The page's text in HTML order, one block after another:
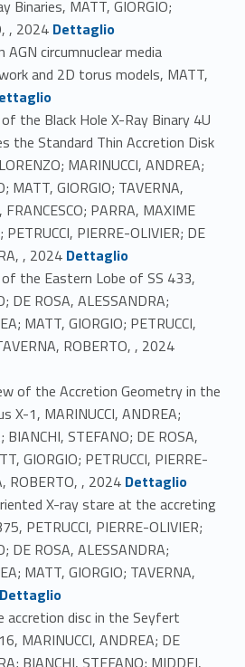
Binaries, MATT, GIORGIO;
, 2024 Link identifier #identifier_person_67710-61
Dettaglio
circumnuclear media
and 2D torus models, MATT,
the Black Hole X-Ray Binary 4U
the Standard Thin Accretion Disk
MARINUCCI, ANDREA;
MATT, GIORGIO; TAVERNA,
PARRA, MAXIME
PETRUCCI, PIERRE-OLIVIER; DE
, 2024 Link identifier #identifier_person_10619-63
Dettaglio
the Eastern Lobe of SS 433,
DE ROSA, ALESSANDRA;
MATT, GIORGIO; PETRUCCI,
ROBERTO, , 2024
of the Accretion Geometry in the
X-1, MARINUCCI, ANDREA;
BIANCHI, STEFANO; DE ROSA,
GIORGIO; PETRUCCI, PIERRE-
ROBERTO, , 2024 Link identifier #identifier_person_43681-65
Dettaglio
X-ray stare at the accreting
PETRUCCI, PIERRE-OLIVIER;
DE ROSA, ALESSANDRA;
MATT, GIORGIO; TAVERNA,
Link identifier #identifier_person_61792-66
Dettaglio
accretion disc in the Seyfert
MARINUCCI, ANDREA; DE
BIANCHI, STEFANO; MIDDEI,